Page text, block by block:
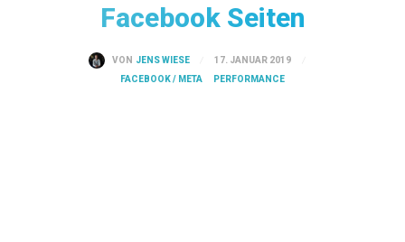
Facebook Seiten
VON JENS WIESE
17. JANUAR 2019
FACEBOOK / META
PERFORMANCE